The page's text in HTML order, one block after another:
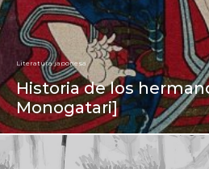
Literatura japonesa
Historia de los
Monogatari]